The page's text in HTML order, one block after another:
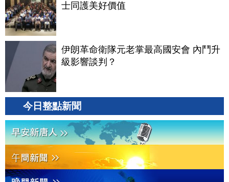
士同護美好價值
伊朗革命衛隊元老掌最高國安會 內鬥升
級影響談判？
今日整點新聞